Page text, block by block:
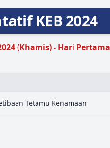
KEB 2024
(Khamis) - Hari Pertama
Tetamu Kenamaan